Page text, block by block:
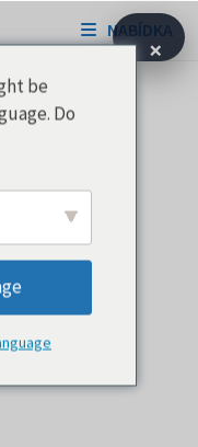
NABÍDKA
×
be
Do